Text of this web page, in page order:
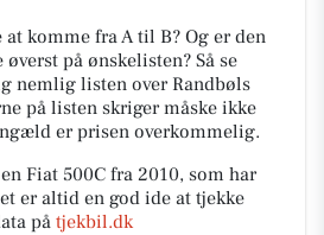
komme fra A til B? Og er den
på ønskelisten? Så se
nemlig listen over Randbøls
på listen skriger måske ikke
er prisen overkommelig.
Fiat 500C fra 2010, som har
er altid en god ide at tjekke
på tjekbil.dk